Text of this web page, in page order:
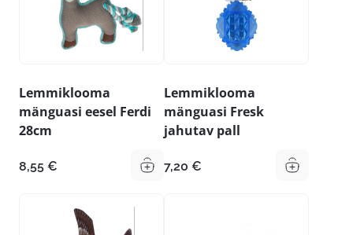
Lemmiklooma
mänguasi eesel Ferdi
28cm
8,55 €
Lemmiklooma
mänguasi Fresk
jahutav pall
7,20 €